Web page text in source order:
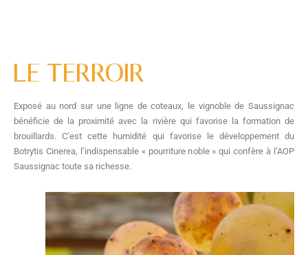
LE TERROIR
Exposé au nord sur une ligne de coteaux, le vignoble de Saussignac
bénéficie de la proximité avec la rivière qui favorise la formation de
brouillards. C’est cette humidité qui favorise le développement du
Botrytis Cinerea, l’indispensable « pourriture noble » qui confère à l’AOP
Saussignac toute sa richesse.